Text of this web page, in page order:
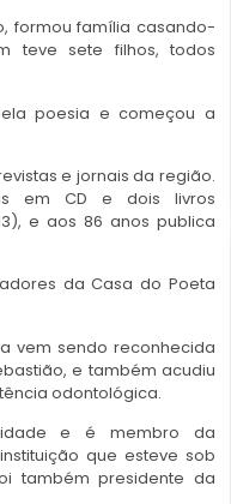
formou família casando-
teve sete filhos, todos
poesia e começou a
e jornais da região.
em CD e dois livros
e aos 86 anos publica
da Casa do Poeta
vem sendo reconhecida
e também acudiu
odontológica.
e é membro da
que esteve sob
também presidente da